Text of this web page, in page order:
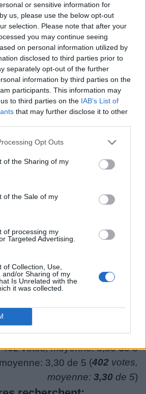
or sensitive information for
us, please use the below opt-out
selection. Please note that after your
you may continue seeing
on personal information utilized by
disclosed to third parties prior to
separately opt-out of the further
information by third parties on the
participants. This information may
to third parties on the IAB’s List of
that may further disclose it to other
Opt Outs
of the Sharing of my
of the Sale of my
of processing my
Targeted Advertising.
of Collection, Use,
and/or Sharing of my
Is Unrelated with the
it was collected.
s'il vous plaît aidez-le à
toujours pas trouver un
Laissez un commentaire ci-
plus qu'heureux de vous
jour: 2026-05-19
les lettres de puzzle:
une liste de mots qui
utiles.
plus de réponses
(402 votes,
moyenne: 3,30 de 5)